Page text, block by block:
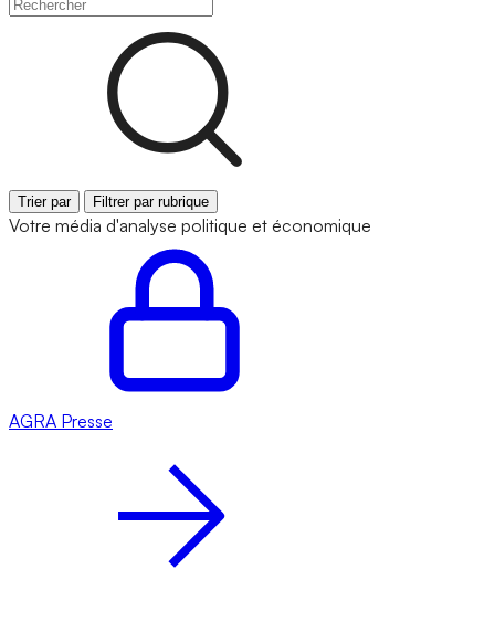
Trier par Filtrer par rubrique
Votre média d'analyse politique et économique
AGRA Presse